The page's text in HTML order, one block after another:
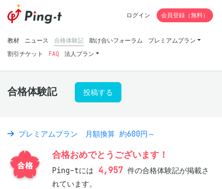
教材 ニュース 合格体験記 助け合いフォーラム
プレミアムプラン
割引チケット
FAQ 法人プラン
ログイン 会員登録（無料）
合格体験記 投稿する
プレミアムプラン 月額換算 約600円～
合格おめでとうございます！
Ping-tには 4,957 件の合格体験記が掲載さ
れています。